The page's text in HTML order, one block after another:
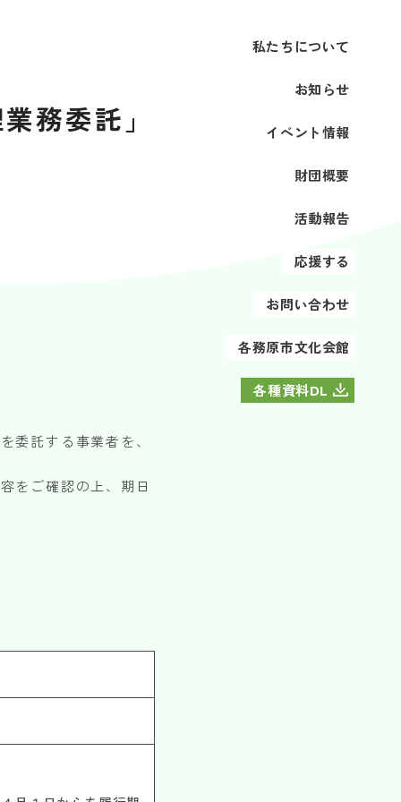
私たちについて
お知らせ
イベント情報
財団概要
活動報告
応援する
お問い合わせ
各務原市文化会館
各種資料DL
務委託」
委託する事業者を、
をご確認の上、期日